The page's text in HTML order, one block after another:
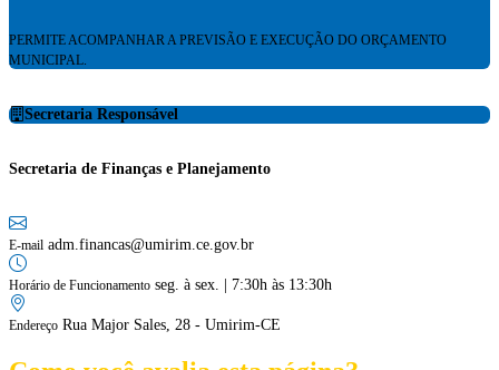
PERMITE ACOMPANHAR A PREVISÃO E EXECUÇÃO DO ORÇAMENTO
MUNICIPAL.
Secretaria Responsável
Secretaria de Finanças e Planejamento
E-mail adm.financas@umirim.ce.gov.br
Horário de Funcionamento seg. à sex. | 7:30h às 13:30h
Endereço Rua Major Sales, 28 - Umirim-CE